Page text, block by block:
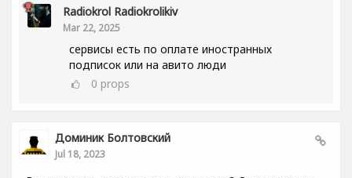
Radiokrol Radiokrolikiv
Mar 22, 2025
сервисы есть по оплате иностранных
подписок или на авито люди
0 props
Доминик Болтовский
Jul 18, 2023